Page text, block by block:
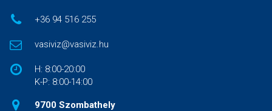
+36 94 516 255
vasiviz@vasiviz.hu
H: 8:00-20:00
K-P: 8:00-14:00
9700 Szombathely